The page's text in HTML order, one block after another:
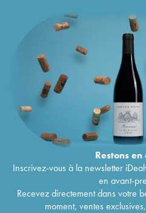
Restons en
Inscrivez-vous à la newsletter
en avant-
Recevez directement dans votre
moment, ventes